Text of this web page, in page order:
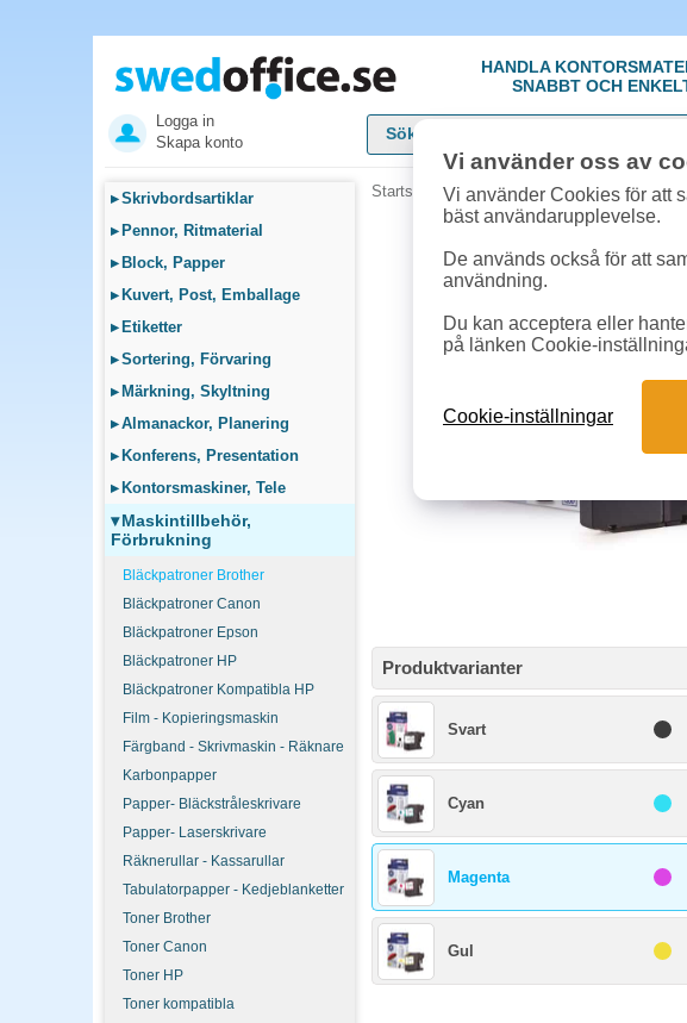
HANDLA
SNABBT OCH
Logga in
Skapa konto
▸Skrivbordsartiklar
▸ Pennor, Ritmaterial
▸ Block, Papper
▸ Kuvert, Post, Emballage
▸ Etiketter
▸Sortering, Förvaring
▸ Märkning, Skyltning
▸Almanackor, Planering
▸ Konferens, Presentation
▸ Kontorsmaskiner, Tele
▾Maskintillbehör,
Förbrukning
Bläckpatroner Brother
Bläckpatroner Canon
Bläckpatroner Epson
Bläckpatroner HP
Bläckpatroner Kompatibla HP
Film - Kopieringsmaskin
Färgband - Skrivmaskin - Räknare
Karbonpapper
Papper- Bläckstråleskrivare
Papper- Laserskrivare
Räknerullar - Kassarullar
Tabulatorpapper - Kedjeblanketter
Toner Brother
Toner Canon
Toner HP
Toner kompatibla
Startsida »Maskintillbehör, Förbrukning»
Produktvarianter
Svart
Cyan
Magenta
Gul
Vi använder oss av
Vi använder Cookies för att
bäst användarupplevelse.
De används också för att
användning.
Du kan acceptera eller
på länken Cookie-
Cookie-inställningar